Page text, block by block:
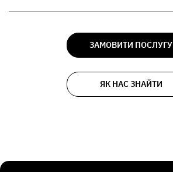
ЗАМОВИТИ ПОСЛУГУ
ЯК НАС ЗНАЙТИ